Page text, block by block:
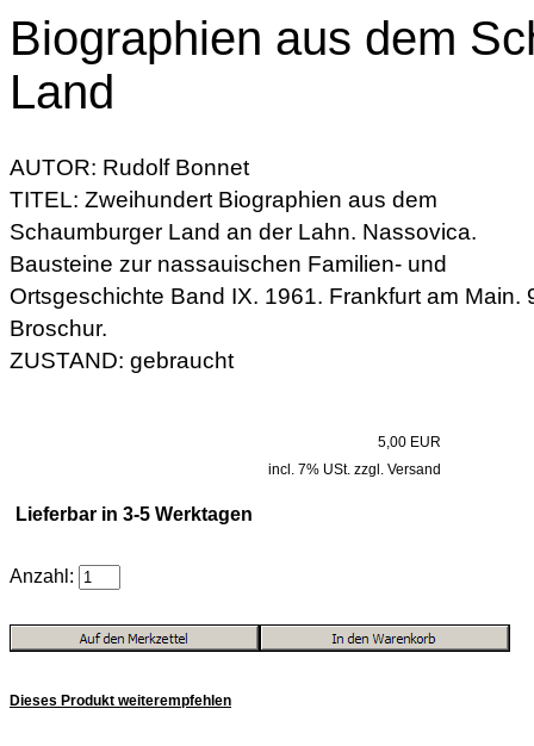
Biographien aus dem
Land
AUTOR: Rudolf Bonnet
TITEL: Zweihundert Biographien aus dem
Schaumburger Land an der Lahn. Nassovica.
Bausteine zur nassauischen Familien- und
Ortsgeschichte Band IX. 1961. Frankfurt am Main.
Broschur.
ZUSTAND: gebraucht
5,00 EUR
incl. 7% USt. zzgl. Versand
Lieferbar in 3-5 Werktagen
Anzahl:
Dieses Produkt weiterempfehlen